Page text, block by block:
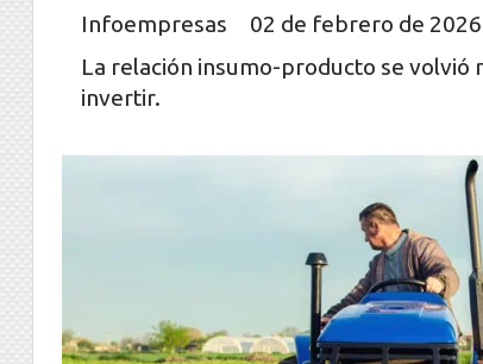
La relación insumo-producto se
invertir.
02 de febrero de 2026
Infoempresas